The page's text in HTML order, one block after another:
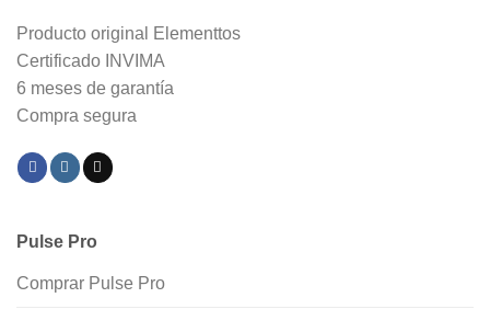
Producto original Elementtos
Certificado INVIMA
6 meses de garantía
Compra segura
Pulse Pro
Comprar Pulse Pro